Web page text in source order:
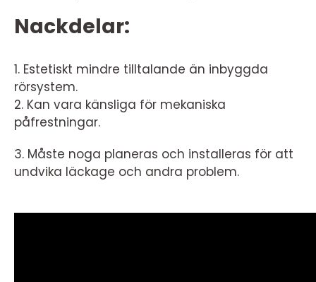
Nackdelar:
1. Estetiskt mindre tilltalande än inbyggda
rörsystem.
2. Kan vara känsliga för mekaniska
påfrestningar.
3. Måste noga planeras och installeras för att
undvika läckage och andra problem.